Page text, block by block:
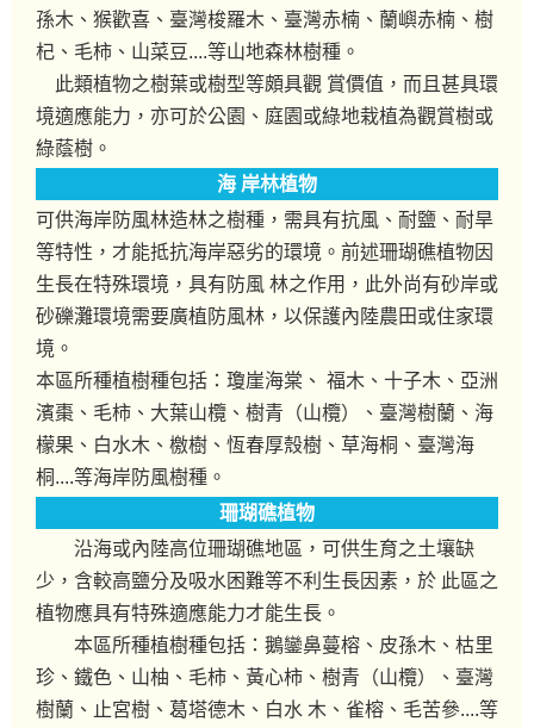
孫木、猴歡喜、臺灣梭羅木、臺灣赤楠、蘭嶼赤楠、樹
杞、毛柿、山菜豆....等山地森林樹種。
此類植物之樹葉或樹型等頗具觀 賞價值，而且甚具環
境適應能力，亦可於公園、庭園或綠地栽植為觀賞樹或
綠蔭樹。
海 岸林植物
可供海岸防風林造林之樹種，需具有抗風、耐鹽、耐旱
等特性，才能抵抗海岸惡劣的環境。前述珊瑚礁植物因
生長在特殊環境，具有防風 林之作用，此外尚有砂岸或
砂礫灘環境需要廣植防風林，以保護內陸農田或住家環
境。
本區所種植樹種包括：瓊崖海棠、 福木、十子木、亞洲
濱棗、毛柿、大葉山欖、樹青（山欖）、臺灣樹蘭、海
檬果、白水木、檄樹、恆春厚殼樹、草海桐、臺灣海
桐....等海岸防風樹種。
珊瑚礁植物
沿海或內陸高位珊瑚礁地區，可供生育之土壤缺
少，含較高鹽分及吸水困難等不利生長因素，於 此區之
植物應具有特殊適應能力才能生長。
本區所種植樹種包括：鵝鑾鼻蔓榕、皮孫木、枯里
珍、鐵色、山柚、毛柿、黃心柿、樹青（山欖）、臺灣
樹蘭、止宮樹、葛塔德木、白水 木、雀榕、毛苦參....等